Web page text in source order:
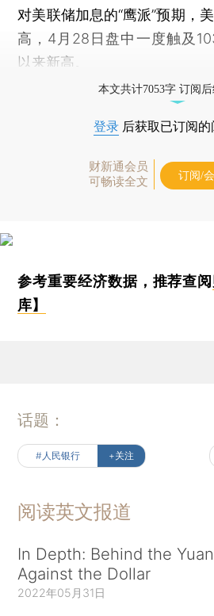
对美联储加息的“鹰派”预期，
高，4月28日盘中一度触及
以来新高。
本文共计7053字 订阅
登录 后获取已订阅
财新通会员
可畅读全文
订阅/
参考重要经济数据，推荐查阅
库】
话题：
#人民银行 +关注
阅读英文报道
In Depth: Behind the
Against the Dollar
2022年05月31日